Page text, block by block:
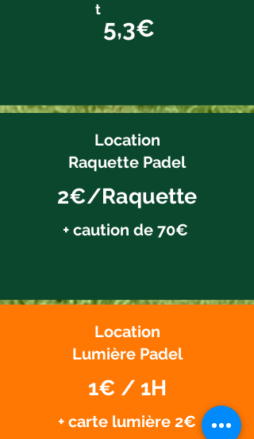
t
5,3€
Location
Raquette Padel
2€/Raquette
+ caution de 70€
Location
Lumière Padel
1€ / 1H
+ carte lumière 2€